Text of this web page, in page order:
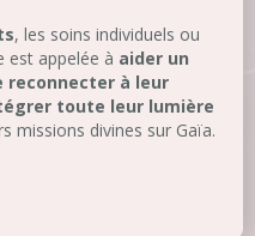
, les soins individuels ou
est appelée à aider un
reconnecter à leur
toute leur lumière
missions divines sur Gaïa.